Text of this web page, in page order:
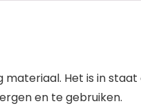
Het is in
en te gebruiken.